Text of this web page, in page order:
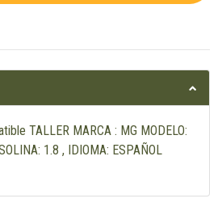
TALLER MARCA : MG MODELO:
1.8 , IDIOMA: ESPAÑOL